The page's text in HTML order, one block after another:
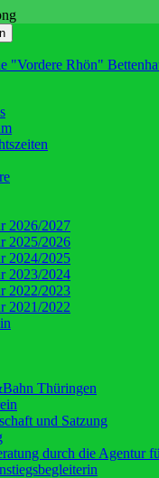
"Vordere Rhön"
2026/2027
2025/2026
2024/2025
2023/2024
2022/2023
2021/2022
Thüringen
und Satzung
durch die Agentur